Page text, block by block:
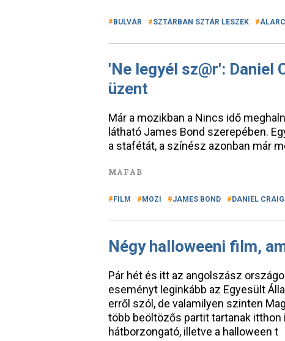
BULVÁR SZTÁRBAN SZTÁR LESZEK
'Ne legyél sz@r': Daniel
üzent
Már a mozikban a Nincs idő
látható James Bond szerepében.
a stafétát, a színész azonban már
MAFAB
FILM MOZI JAMES BOND DANIEL CRAIG
Négy halloweeni film,
Pár hét és itt az angolszász
eseményt leginkább az Egyesült
erről szól, de valamilyen szinten
több beöltözős partit tartanak
hátborzongató, illetve a halloween t